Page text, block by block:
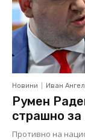
Новини Иван
Румен
страшно за
Противно на